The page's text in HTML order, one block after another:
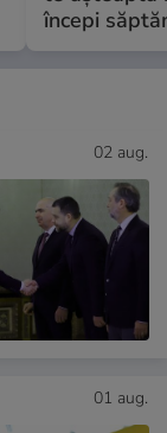
începi
02 aug.
01 aug.